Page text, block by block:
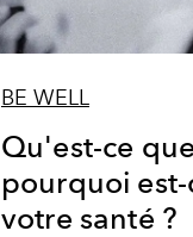
BE WELL
Qu'est-ce
pourquoi est-
votre santé ?